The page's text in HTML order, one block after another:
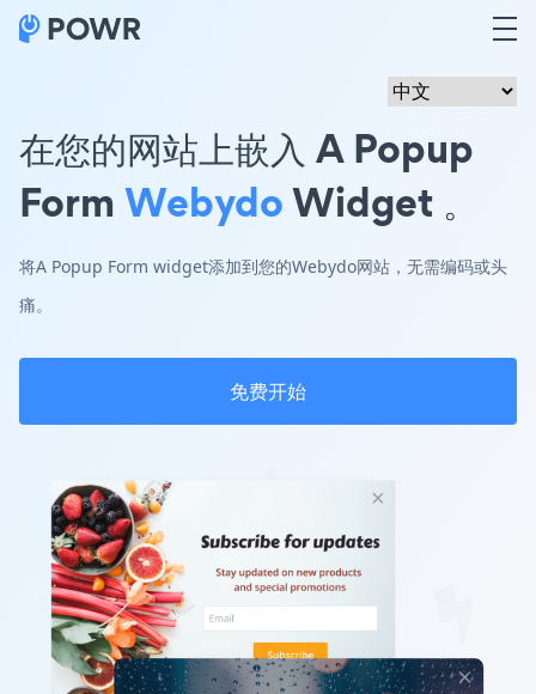
在您的网站上嵌入 A Popup
Form WebydoWidget 。
将A Popup Form widget添加到您的Webydo网站，无需编码或头
痛。
免费开始